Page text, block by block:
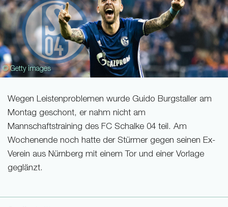
© Getty images
Wegen Leistenproblemen wurde Guido Burgstaller am
Montag geschont, er nahm nicht am
Mannschaftstraining des FC Schalke 04 teil. Am
Wochenende noch hatte der Stürmer gegen seinen Ex-
Verein aus Nürnberg mit einem Tor und einer Vorlage
geglänzt.